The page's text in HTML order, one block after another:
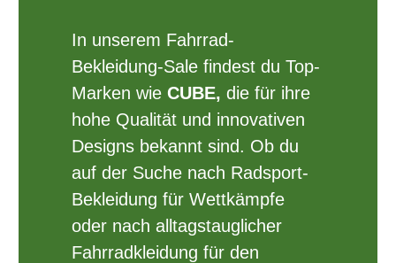
In unserem Fahrrad-
Bekleidung-Sale findest du Top-
Marken wie CUBE, die für ihre
hohe Qualität und innovativen
Designs bekannt sind. Ob du
auf der Suche nach Radsport-
Bekleidung für Wettkämpfe
oder nach alltagstauglicher
Fahrradkleidung für den